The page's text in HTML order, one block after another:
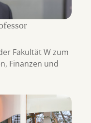
Fakultät W zum
Finanzen und